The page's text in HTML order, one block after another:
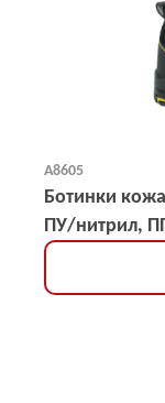
А8605
Ботинки
ПУ/нитрил,